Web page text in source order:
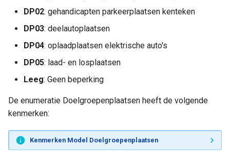
DP02: gehandicapten parkeerplaatsen kenteken
DP03: deelautoplaatsen
DP04: oplaadplaatsen elektrische auto's
DP05: laad- en losplaatsen
Leeg: Geen beperking
De enumeratie Doelgroepenplaatsen heeft de volgende
kenmerken:
Kenmerken Model Doelgroepenplaatsen